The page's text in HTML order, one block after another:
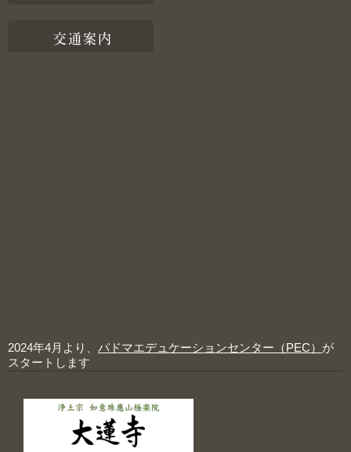
交通案内
2024年4月より、 パドマエデュケーションセンター（PEC） が
スタートします